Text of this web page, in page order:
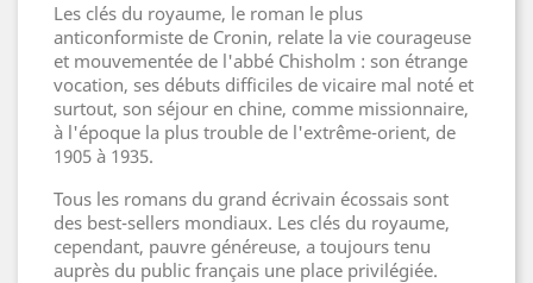
Les clés du royaume, le roman le plus
anticonformiste de Cronin, relate la vie courageuse
et mouvementée de l'abbé Chisholm : son étrange
vocation, ses débuts difficiles de vicaire mal noté et
surtout, son séjour en chine, comme missionnaire,
à l'époque la plus trouble de l'extrême-orient, de
1905 à 1935.
Tous les romans du grand écrivain écossais sont
des best-sellers mondiaux. Les clés du royaume,
cependant, pauvre généreuse, a toujours tenu
auprès du public français une place privilégiée.